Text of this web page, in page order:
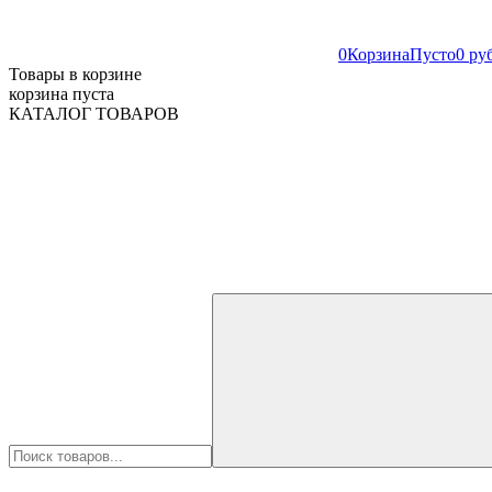
0КорзинаПусто0
Товары в корзине
корзина пуста
КАТАЛОГ ТОВАРОВ